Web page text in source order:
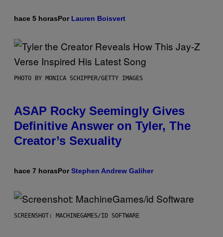
hace 5 horasPor Lauren Boisvert
PHOTO BY MONICA SCHIPPER/GETTY IMAGES
ASAP Rocky Seemingly Gives
Definitive Answer on Tyler, The
Creator’s Sexuality
hace 7 horasPorStephen Andrew Galiher
SCREENSHOT: MACHINEGAMES/ID SOFTWARE